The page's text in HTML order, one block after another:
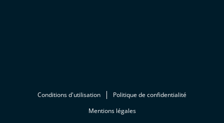
Conditions d'utilisation
Politique de confidentialité
Mentions légales